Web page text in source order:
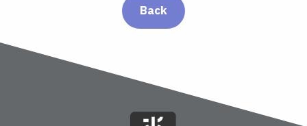
Back